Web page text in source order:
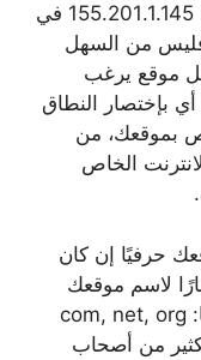
عنوان الانترنت يكون كالشكل التالي: 155.201.1.145 في
فليس من السهل
موقع يرغب
أي بإختصار النطاق
بموقعك، من
الخاص
حرفيًا إن كان
لاسم موقعك
ولكل نطاق هناك امتداد والأشهر منها: com, net, org
من أصحاب